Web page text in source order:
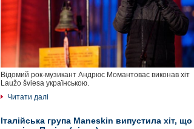
Відомий рок-музикант Андрюс Момантовас виконав хіт
Laužo šviesa українською.
Читати далі
Італійська група Maneskin випустила хіт, що